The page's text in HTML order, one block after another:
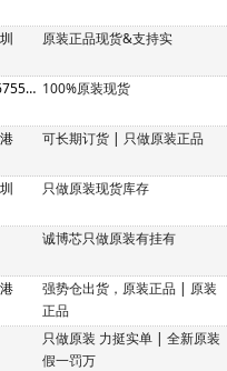
原装正品现货&支持实
86755/852 100%原装现货
可长期订货 | 只做原装正品
只做原装现货库存
诚博芯只做原装有挂有
强势仓出货，原装正品 | 原装
正品
只做原装 力挺实单 | 全新原装
假一罚万